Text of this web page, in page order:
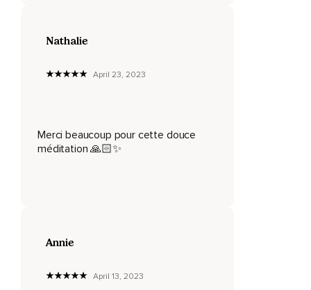
Il peut vous aider de visualiser une couleur grise ou foncée
Filtrez-la,
N'hésitez pas à revenir à votre respiration lorsque vous êtes
Nathalie
April 23, 2023
Merci beaucoup pour cette douce
méditation 🙏🏻✨
Annie
April 13, 2023